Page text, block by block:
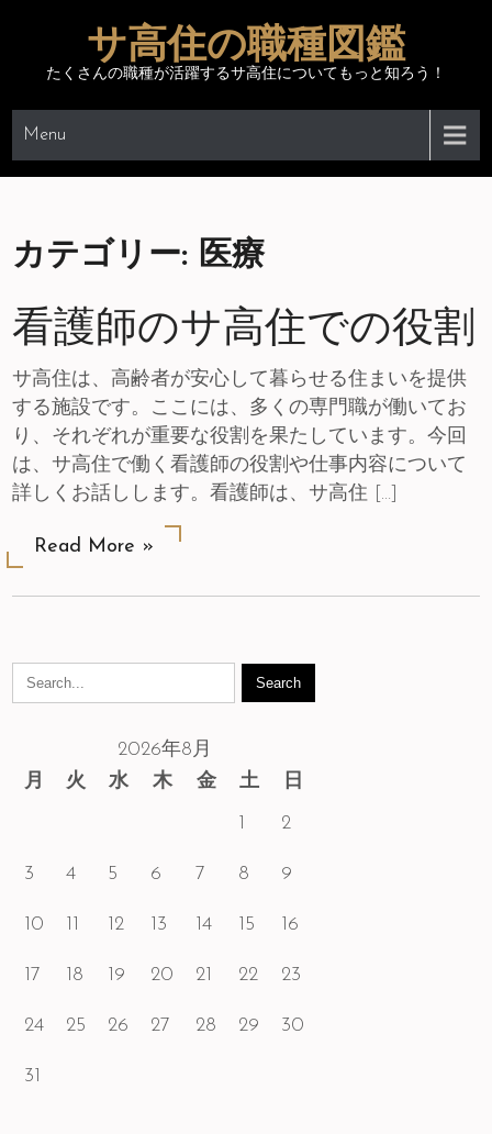
content
サ高住の職種図鑑
たくさんの職種が活躍するサ高住についてもっと知ろう！
Menu
カテゴリー: 医療
看護師のサ高住での役割
サ高住は、高齢者が安心して暮らせる住まいを提供
する施設です。ここには、多くの専門職が働いてお
り、それぞれが重要な役割を果たしています。今回
は、サ高住で働く看護師の役割や仕事内容について
詳しくお話しします。看護師は、サ高住 […]
Read More »
2026年8月
月
火 水 木 金 土
日
1
2
3 4 5 6 7 8 9
10 11 12 13 14 15 16
17 18 19 20 21 22 23
24 25 26 27 28 29 30
31